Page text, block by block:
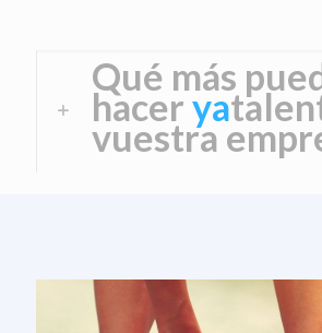
Qué más
hacerya
vuestra